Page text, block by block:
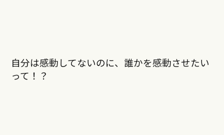
自分は感動してないのに、誰かを感動させたい
って！？